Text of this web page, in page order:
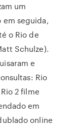
um
em seguida,
o Rio de
Schulze).
e
Rio
2 filme
em
online